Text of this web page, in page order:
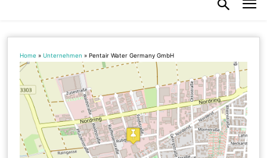
Home »Unternehmen »Pentair Water Germany GmbH